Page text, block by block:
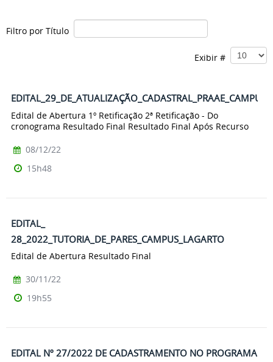
Filtro por Título
Exibir #
Edital de Abertura 1º Retificação 2ª Retificação - Do
cronograma Resultado Final Resultado Final Após Recurso
08/12/22
15h48
EDITAL_
28_2022_TUTORIA_DE_PARES_CAMPUS_LAGARTO
Edital de Abertura Resultado Final
30/11/22
19h55
EDITAL Nº 27/2022 DE CADASTRAMENTO NO PROGRAMA